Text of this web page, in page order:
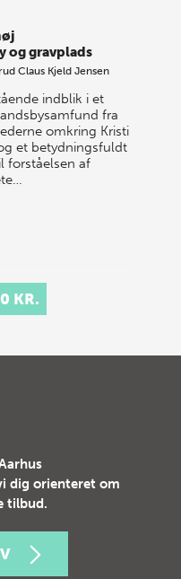
og gravplads
Claus Kjeld Jensen
indblik i et
fra
omkring Kristi
et betydningsfuldt
forståelsen af
KR.
dig orienteret om
tilbud.